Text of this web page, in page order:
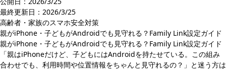
最終更新日： 2026/3/25
高齢者・家族のスマホ安全対策
親がiPhone・子どもがAndroidでも見守れる？Family Link設定ガイド
親がiPhone・子どもがAndroidでも見守れる？Family Link設定ガイド
「親はiPhoneだけど、子どもにはAndroidを持たせている。この組み
合わせでも、利用時間や位置情報をちゃんと見守れるの？」と迷う方は